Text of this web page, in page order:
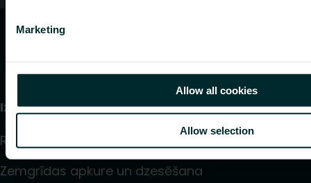
Marketing
Allow all cookies
Allow selection
Izstrādājumi
Radiatori un dvieļu žāvētāji
Zemgrīdas apkure un dzesēšana